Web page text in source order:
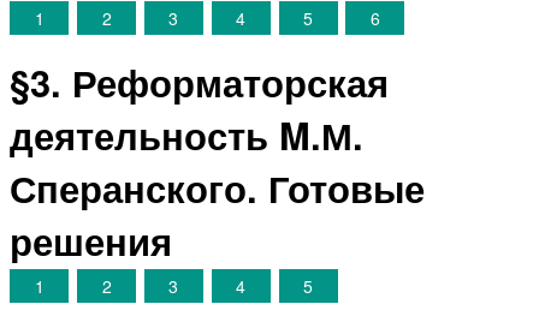
1 2 3 4 5 6
§3. Реформаторская
деятельность Μ.М.
Сперанского. Готовые
решения
1 2 3 4 5